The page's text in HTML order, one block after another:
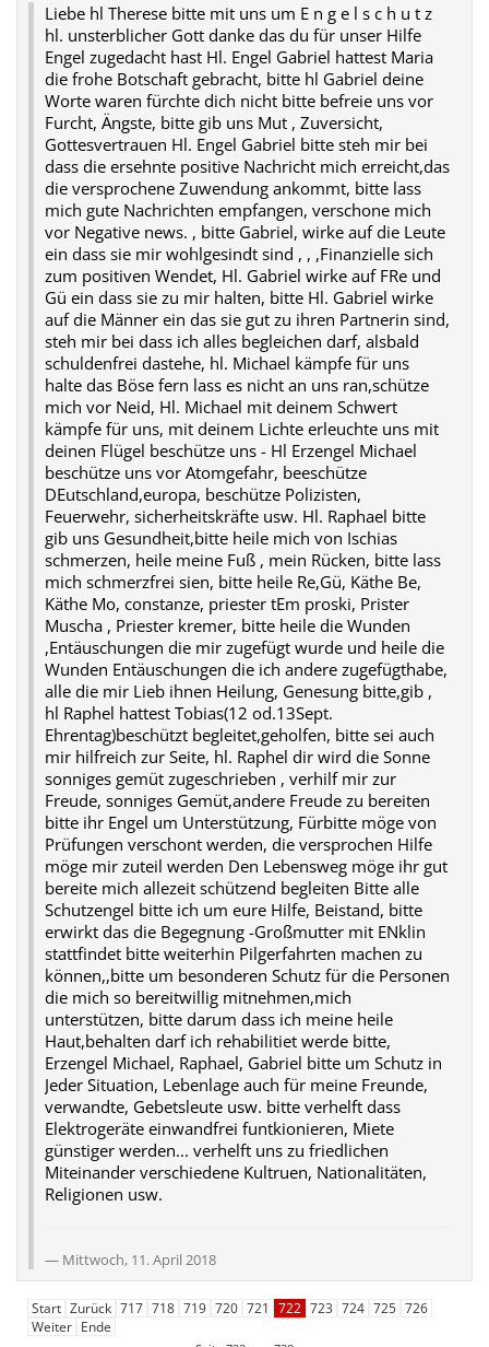
Liebe hl Therese bitte mit uns um E n g e l s c h u t z
hl. unsterblicher Gott danke das du für unser Hilfe
Engel zugedacht hast Hl. Engel Gabriel hattest Maria
die frohe Botschaft gebracht, bitte hl Gabriel deine
Worte waren fürchte dich nicht bitte befreie uns vor
Furcht, Ängste, bitte gib uns Mut , Zuversicht,
Gottesvertrauen Hl. Engel Gabriel bitte steh mir bei
dass die ersehnte positive Nachricht mich erreicht,das
die versprochene Zuwendung ankommt, bitte lass
mich gute Nachrichten empfangen, verschone mich
vor Negative news. , bitte Gabriel, wirke auf die Leute
ein dass sie mir wohlgesindt sind , , ,Finanzielle sich
zum positiven Wendet, Hl. Gabriel wirke auf FRe und
Gü ein dass sie zu mir halten, bitte Hl. Gabriel wirke
auf die Männer ein das sie gut zu ihren Partnerin sind,
steh mir bei dass ich alles begleichen darf, alsbald
schuldenfrei dastehe, hl. Michael kämpfe für uns
halte das Böse fern lass es nicht an uns ran,schütze
mich vor Neid, Hl. Michael mit deinem Schwert
kämpfe für uns, mit deinem Lichte erleuchte uns mit
deinen Flügel beschütze uns - Hl Erzengel Michael
beschütze uns vor Atomgefahr, beeschütze
DEutschland,europa, beschütze Polizisten,
Feuerwehr, sicherheitskräfte usw. Hl. Raphael bitte
gib uns Gesundheit,bitte heile mich von Ischias
schmerzen, heile meine Fuß , mein Rücken, bitte lass
mich schmerzfrei sien, bitte heile Re,Gü, Käthe Be,
Käthe Mo, constanze, priester tEm proski, Prister
Muscha , Priester kremer, bitte heile die Wunden
,Entäuschungen die mir zugefügt wurde und heile die
Wunden Entäuschungen die ich andere zugefügthabe,
alle die mir Lieb ihnen Heilung, Genesung bitte,gib ,
hl Raphel hattest Tobias(12 od.13Sept.
Ehrentag)beschützt begleitet,geholfen, bitte sei auch
mir hilfreich zur Seite, hl. Raphel dir wird die Sonne
sonniges gemüt zugeschrieben , verhilf mir zur
Freude, sonniges Gemüt,andere Freude zu bereiten
bitte ihr Engel um Unterstützung, Fürbitte möge von
Prüfungen verschont werden, die versprochen Hilfe
möge mir zuteil werden Den Lebensweg möge ihr gut
bereite mich allezeit schützend begleiten Bitte alle
Schutzengel bitte ich um eure Hilfe, Beistand, bitte
erwirkt das die Begegnung -Großmutter mit ENklin
stattfindet bitte weiterhin Pilgerfahrten machen zu
können,,bitte um besonderen Schutz für die Personen
die mich so bereitwillig mitnehmen,mich
unterstützen, bitte darum dass ich meine heile
Haut,behalten darf ich rehabilitiet werde bitte,
Erzengel Michael, Raphael, Gabriel bitte um Schutz in
Jeder Situation, Lebenlage auch für meine Freunde,
verwandte, Gebetsleute usw. bitte verhelft dass
Elektrogeräte einwandfrei funtkionieren, Miete
günstiger werden... verhelft uns zu friedlichen
Miteinander verschiedene Kultruen, Nationalitäten,
Religionen usw.
Mittwoch, 11. April 2018
Start Zurück 717 718 719 720 721 722 723 724 725 726
Weiter Ende